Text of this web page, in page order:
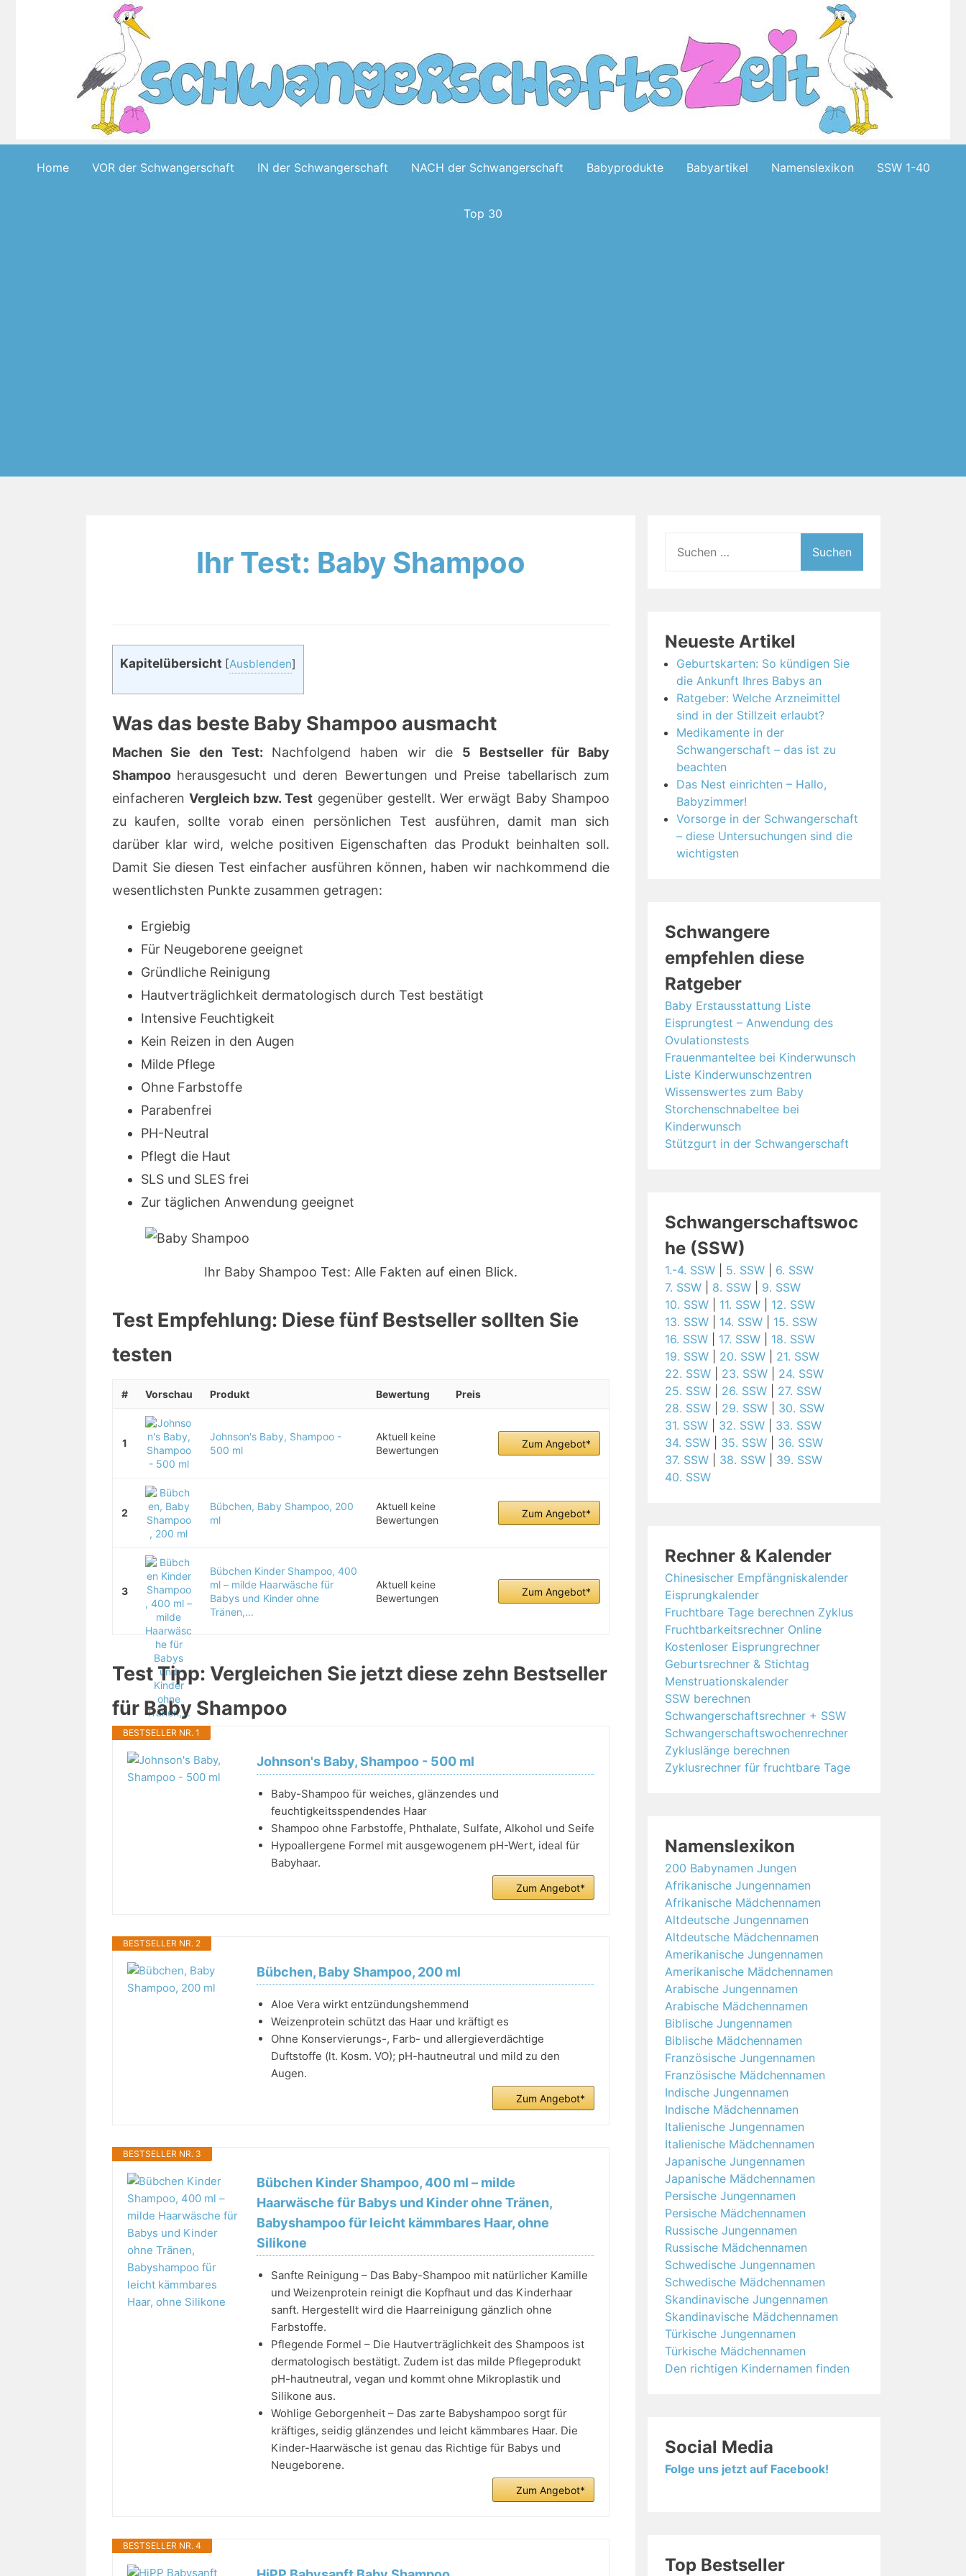
Home VOR der Schwangerschaft IN der Schwangerschaft NACH der Schwangerschaft Babyprodukte Babyartikel Namenslexikon SSW 1-40
Top 30
Ihr Test: Baby Shampoo
Kapitelübersicht [Ausblenden]
Was das beste Baby Shampoo ausmacht
Machen Sie den Test: Nachfolgend haben wir die 5 Bestseller für Baby
Shampoo herausgesucht und deren Bewertungen und Preise tabellarisch zum
einfacheren Vergleich bzw. Test gegenüber gestellt. Wer erwägt Baby Shampoo
zu kaufen, sollte vorab einen persönlichen Test ausführen, damit man sich
darüber klar wird, welche positiven Eigenschaften das Produkt beinhalten soll.
Damit Sie diesen Test einfacher ausführen können, haben wir nachkommend die
wesentlichsten Punkte zusammen getragen:
Ergiebig
Für Neugeborene geeignet
Gründliche Reinigung
Hautverträglichkeit dermatologisch durch Test bestätigt
Intensive Feuchtigkeit
Kein Reizen in den Augen
Milde Pflege
Ohne Farbstoffe
Parabenfrei
PH-Neutral
Pflegt die Haut
SLS und SLES frei
Zur täglichen Anwendung geeignet
Ihr Baby Shampoo Test: Alle Fakten auf einen Blick.
Test Empfehlung: Diese fünf Bestseller sollten Sie
testen
# Vorschau Produkt Bewertung Preis
1
Johnson's Baby, Shampoo -
500 ml
Aktuell keine
Bewertungen
Zum Angebot*
2
Bübchen, Baby Shampoo, 200
ml
Aktuell keine
Bewertungen
Zum Angebot*
3
Bübchen Kinder Shampoo, 400
ml – milde Haarwäsche für
Babys und Kinder ohne
Tränen,...
Aktuell keine
Bewertungen
Zum Angebot*
Test Tipp: Vergleichen Sie jetzt diese zehn Bestseller
für Baby Shampoo
BESTSELLER NR. 1
Johnson's Baby, Shampoo - 500 ml
Baby-Shampoo für weiches, glänzendes und
feuchtigkeitsspendendes Haar
Shampoo ohne Farbstoffe, Phthalate, Sulfate, Alkohol und Seife
Hypoallergene Formel mit ausgewogenem pH-Wert, ideal für
Babyhaar.
Zum Angebot*
BESTSELLER NR. 2
Bübchen, Baby Shampoo, 200 ml
Aloe Vera wirkt entzündungshemmend
Weizenprotein schützt das Haar und kräftigt es
Ohne Konservierungs-, Farb- und allergieverdächtige
Duftstoffe (lt. Kosm. VO); pH-hautneutral und mild zu den
Augen.
Zum Angebot*
BESTSELLER NR. 3
Bübchen Kinder Shampoo, 400 ml – milde
Haarwäsche für Babys und Kinder ohne Tränen,
Babyshampoo für leicht kämmbares Haar, ohne
Silikone
Sanfte Reinigung – Das Baby-Shampoo mit natürlicher Kamille
und Weizenprotein reinigt die Kopfhaut und das Kinderhaar
sanft. Hergestellt wird die Haarreinigung gänzlich ohne
Farbstoffe.
Pflegende Formel – Die Hautverträglichkeit des Shampoos ist
dermatologisch bestätigt. Zudem ist das milde Pflegeprodukt
pH-hautneutral, vegan und kommt ohne Mikroplastik und
Silikone aus.
Wohlige Geborgenheit – Das zarte Babyshampoo sorgt für
kräftiges, seidig glänzendes und leicht kämmbares Haar. Die
Kinder-Haarwäsche ist genau das Richtige für Babys und
Neugeborene.
Zum Angebot*
BESTSELLER NR. 4
nach:
Neueste Artikel
Geburtskarten: So kündigen Sie
die Ankunft Ihres Babys an
Ratgeber: Welche Arzneimittel
sind in der Stillzeit erlaubt?
Medikamente in der
Schwangerschaft – das ist zu
beachten
Das Nest einrichten – Hallo,
Babyzimmer!
Vorsorge in der Schwangerschaft
– diese Untersuchungen sind die
wichtigsten
Schwangere
empfehlen diese
Ratgeber
Baby Erstausstattung Liste
Eisprungtest – Anwendung des
Ovulationstests
Frauenmanteltee bei Kinderwunsch
Liste Kinderwunschzentren
Wissenswertes zum Baby
Storchenschnabeltee bei
Kinderwunsch
Stützgurt in der Schwangerschaft
Schwangerschaftswoc
he (SSW)
1.-4. SSW 5. SSW
6. SSW
7. SSW
8. SSW
9. SSW
10. SSW
11. SSW
12. SSW
13. SSW
14. SSW
15. SSW
16. SSW
17. SSW
18. SSW
19. SSW
20. SSW
21. SSW
22. SSW
23. SSW
24. SSW
25. SSW
26. SSW
27. SSW
28. SSW
29. SSW
30. SSW
31. SSW
32. SSW
33. SSW
34. SSW
35. SSW
36. SSW
37. SSW
38. SSW
39. SSW
40. SSW
Rechner & Kalender
Chinesischer Empfängniskalender
Eisprungkalender
Fruchtbare Tage berechnen Zyklus
Fruchtbarkeitsrechner Online
Kostenloser Eisprungrechner
Geburtsrechner & Stichtag
Menstruationskalender
SSW berechnen
Schwangerschaftsrechner + SSW
Schwangerschaftswochenrechner
Zykluslänge berechnen
Zyklusrechner für fruchtbare Tage
Namenslexikon
200 Babynamen Jungen
Afrikanische Jungennamen
Afrikanische Mädchennamen
Altdeutsche Jungennamen
Altdeutsche Mädchennamen
Amerikanische Jungennamen
Amerikanische Mädchennamen
Arabische Jungennamen
Arabische Mädchennamen
Biblische Jungennamen
Biblische Mädchennamen
Französische Jungennamen
Französische Mädchennamen
Indische Jungennamen
Indische Mädchennamen
Italienische Jungennamen
Italienische Mädchennamen
Japanische Jungennamen
Japanische Mädchennamen
Persische Jungennamen
Persische Mädchennamen
Russische Jungennamen
Russische Mädchennamen
Schwedische Jungennamen
Schwedische Mädchennamen
Skandinavische Jungennamen
Skandinavische Mädchennamen
Türkische Jungennamen
Türkische Mädchennamen
Den richtigen Kindernamen finden
Social Media
Folge uns jetzt auf Facebook!
Top Bestseller